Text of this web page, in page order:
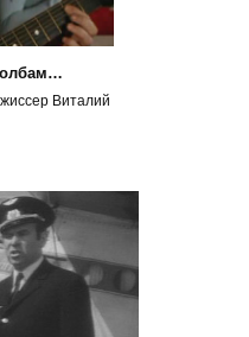
Виталий